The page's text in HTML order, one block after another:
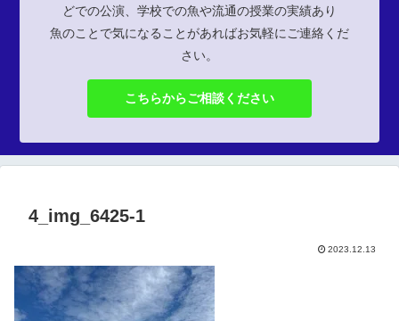
どでの公演、学校での魚や流通の授業の実績あり
魚のことで気になることがあればお気軽にご連絡くだ
さい。
こちらからご相談ください
4_img_6425-1
2023.12.13